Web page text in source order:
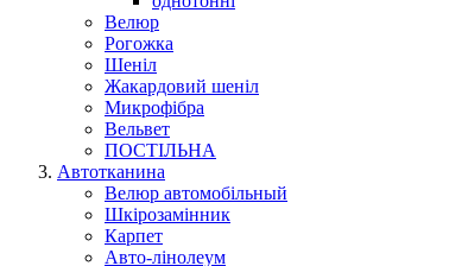
Велюр
Рогожка
Шеніл
Жакардовий шеніл
Микрофібра
Вельвет
ПОСТІЛЬНА
Автотканина
Велюр автомобільный
Шкірозамінник
Карпет
Авто-лінолеум